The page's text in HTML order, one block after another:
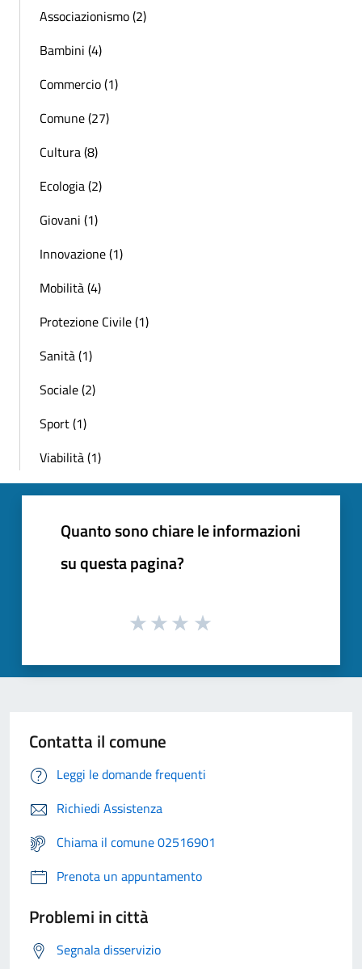
Associazionismo (2)
Bambini (4)
Commercio (1)
Comune (27)
Cultura (8)
Ecologia (2)
Giovani (1)
Innovazione (1)
Mobilità (4)
Protezione Civile (1)
Sanità (1)
Sociale (2)
Sport (1)
Viabilità (1)
Quanto sono chiare le informazioni
su questa pagina?
Contatta il comune
Leggi le domande frequenti
Richiedi Assistenza
Chiama il comune 02516901
Prenota un appuntamento
Problemi in città
Segnala disservizio